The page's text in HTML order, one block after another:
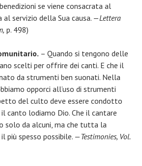
se viene consacrata al
al servizio della Sua causa. —Lettera
p. 498)
– Quando si tengono delle
scelti per offrire dei canti. E che il
da strumenti ben suonati. Nella
opporci all’uso di strumenti
del culto deve essere condotto
il canto lodiamo Dio. Che il cantare
solo da alcuni, ma che tutta la
più spesso possibile. —Testimonies, Vol.